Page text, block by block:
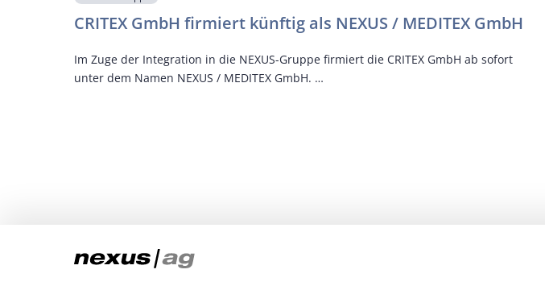
CRITEX GmbH firmiert künftig als NEXUS / MEDITEX GmbH
Im Zuge der Integration in die NEXUS-Gruppe firmiert die CRITEX GmbH ab sofort
unter dem Namen NEXUS / MEDITEX GmbH. …